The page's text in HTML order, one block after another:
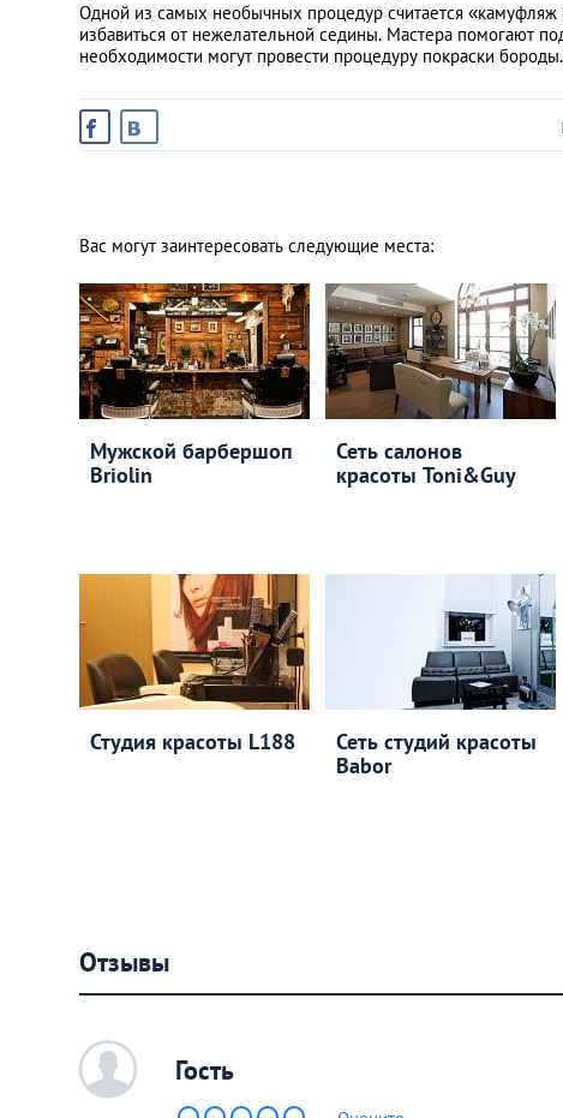
Одной из самых необычных процедур считается «камуфляж
избавиться от нежелательной седины. Мастера помогают
необходимости могут провести процедуру покраски
Вас могут заинтересовать следующие места:
Мужской барбершоп
Briolin
Сеть салонов
красоты Toni&Guy
Студия красоты L188
Сеть студий красоты
Babor
Отзывы
c Гость